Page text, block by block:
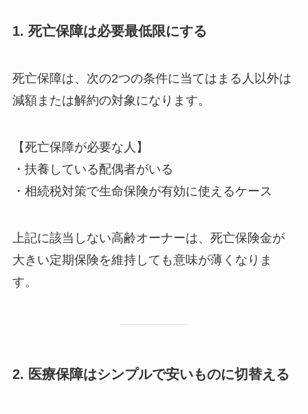
1. 死亡保障は必要最低限にする
死亡保障は、次の2つの条件に当てはまる人以外は
減額または解約の対象になります。
【死亡保障が必要な人】
・扶養している配偶者がいる
・相続税対策で生命保険が有効に使えるケース
上記に該当しない高齢オーナーは、死亡保険金が
大きい定期保険を維持しても意味が薄くなりま
す。
2. 医療保障はシンプルで安いものに切替える